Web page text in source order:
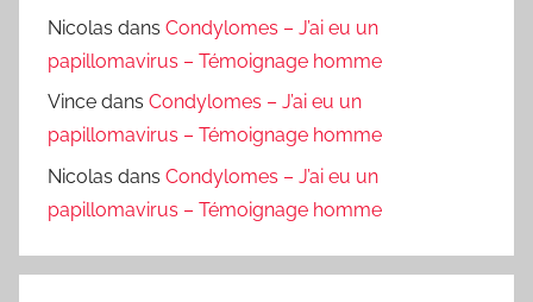
Nicolas dans Condylomes – J’ai eu un
papillomavirus – Témoignage homme
Vince dans Condylomes – J’ai eu un
papillomavirus – Témoignage homme
Nicolas dans Condylomes – J’ai eu un
papillomavirus – Témoignage homme